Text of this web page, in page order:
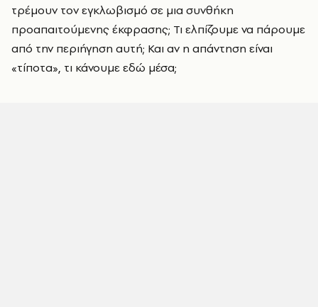
τρέμουν τον εγκλωβισμό σε μια συνθήκη
προαπαιτούμενης έκφρασης; Τι ελπίζουμε να πάρουμε
από την περιήγηση αυτή; Και αν η απάντηση είναι
«τίποτα», τι κάνουμε εδώ μέσα;